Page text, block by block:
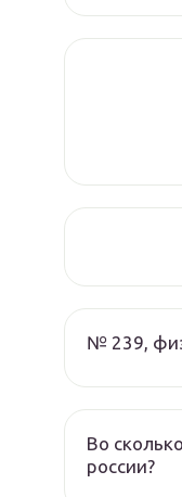
№ 239,
Во
россии?